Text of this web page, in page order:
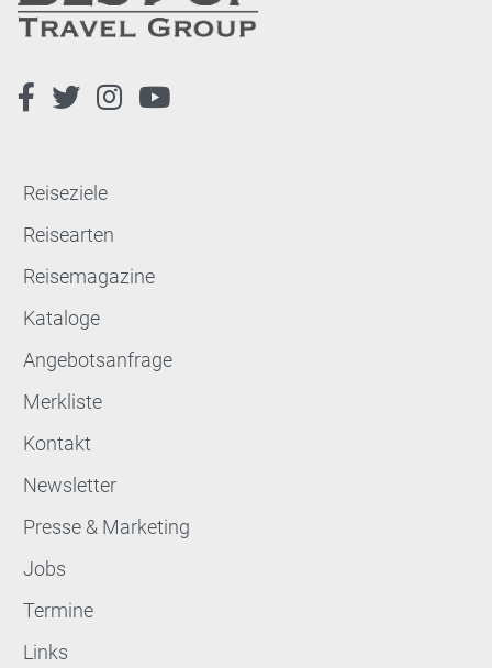
Reiseziele
Reisearten
Reisemagazine
Kataloge
Angebotsanfrage
Merkliste
Kontakt
Newsletter
Presse & Marketing
Jobs
Termine
Links